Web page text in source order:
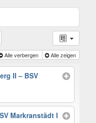
Alle verbergen Alle zeigen
II – BSV
Markranstädt I